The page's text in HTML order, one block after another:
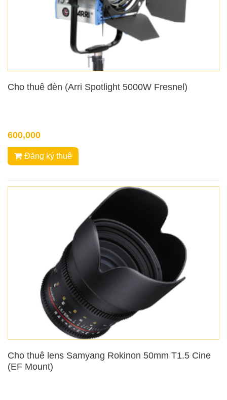
Cho thuê đèn (Arri Spotlight 5000W Fresnel)
600,000
Đăng ký thuê
Cho thuê lens Samyang Rokinon 50mm T1.5 Cine
(EF Mount)